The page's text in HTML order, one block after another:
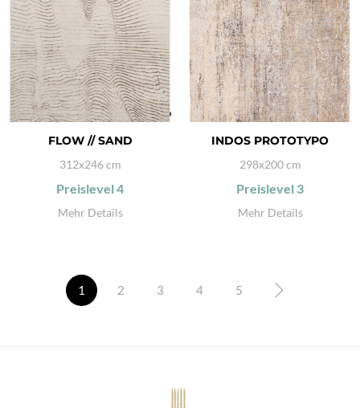
FLOW // SAND
312x246 cm
Preislevel 4
Mehr Details
INDOS PROTOTYPO
298x200 cm
Preislevel 3
Mehr Details
1 2 3 4 5